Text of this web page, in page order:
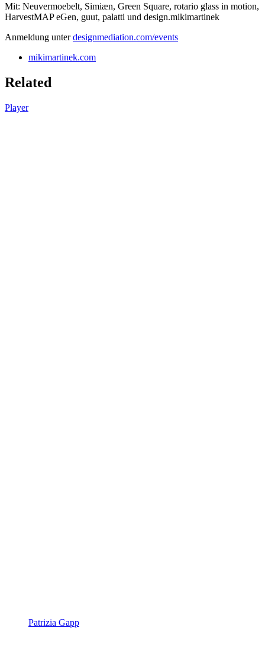
Mit: Neuvermoebelt, Simiæn, Green Square, rotario glass in motion,
HarvestMAP eGen, guut, palatti und design.mikimartinek
Anmeldung unterdesignmediation.com/events
mikimartinek.com
Related
Player
Patrizia Gapp